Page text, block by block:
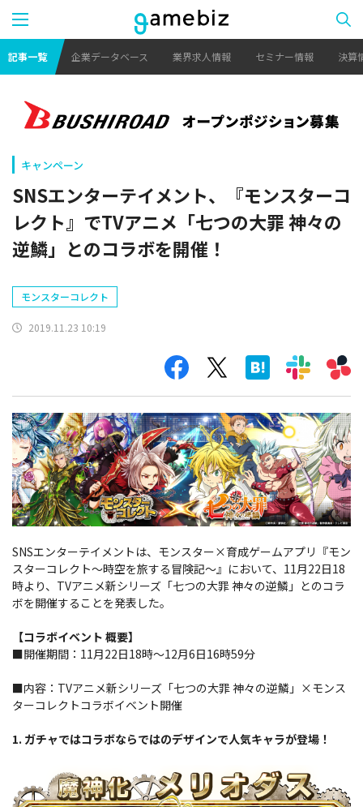
記事一覧 企業データベース 業界求人情報 セミナー情報 決算
キャンペーン
SNSエンターテイメント、『モンスターコ
レクト』でTVアニメ「七つの大罪 神々の
逆鱗」とのコラボを開催！
モンスターコレクト
2019.11.23 10:19
SNSエンターテイメントは、モンスター×育成ゲームアプリ『モン
スターコレクト～時空を旅する冒険記～』において、11月22日18
時より、TVアニメ新シリーズ「七つの大罪 神々の逆鱗」とのコラ
ボを開催することを発表した。
【コラボイベント 概要】
■開催期間：11月22日18時～12月6日16時59分
■内容：TVアニメ新シリーズ「七つの大罪 神々の逆鱗」×モンス
ターコレクトコラボイベント開催
1. ガチャではコラボならではのデザインで人気キャラが登場！